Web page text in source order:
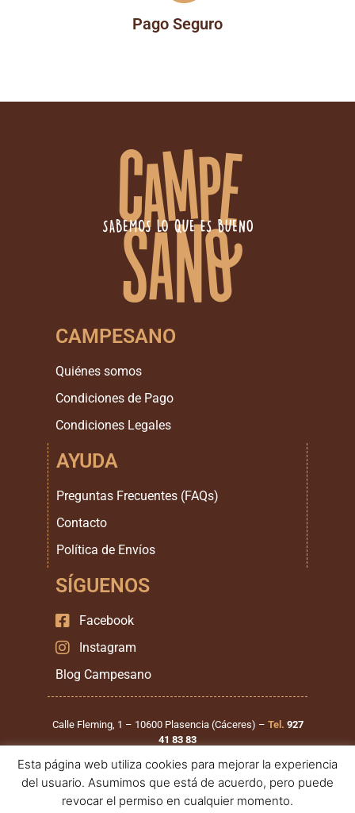
Pago Seguro
CAMPESANO
Quiénes somos
Condiciones de Pago
Condiciones Legales
AYUDA
Preguntas Frecuentes (FAQs)
Contacto
Política de Envíos
SÍGUENOS
Facebook
Instagram
Blog Campesano
Calle Fleming, 1 – 10600 Plasencia (Cáceres) – Tel. 927
41 83 83
Calle Santiago Mirat, 1 – 37900 Santa Marta de Tormes
(Salamanca) –Tel. 923 999 111
Esta página web utiliza cookies para mejorar la experiencia
del usuario. Asumimos que está de acuerdo, pero puede
revocar el permiso en cualquier momento.